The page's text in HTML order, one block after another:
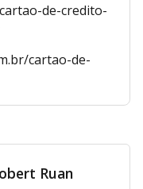
de-credito-
cartao-de-
Ruan